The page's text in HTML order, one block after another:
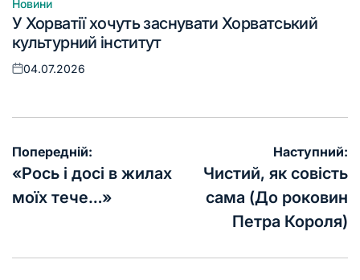
Опублікувати
у
Новини
У Хорватії хочуть заснувати Хорватський
культурний інститут
Оприлюднено
04.07.2026
Навігація
записів
Попередній:
«Рось і досі в жилах
моїх тече…»
Наступний:
Чистий, як совість
сама (До роковин
Петра Короля)